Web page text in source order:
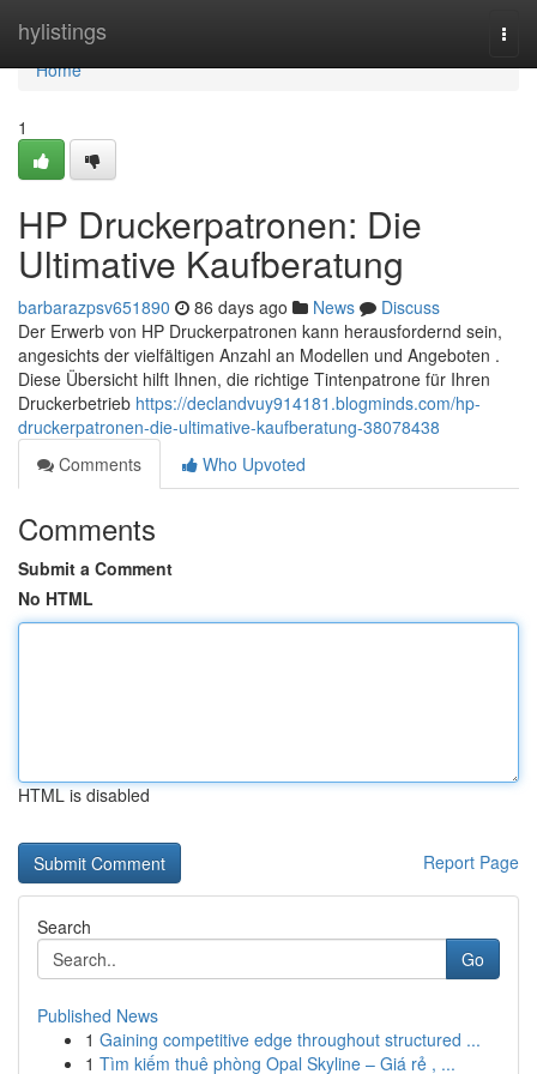
hylistings
Home
Home
1
HP Druckerpatronen: Die
Ultimative Kaufberatung
barbarazpsv651890 86 days ago News
Discuss
Der Erwerb von HP Druckerpatronen kann herausfordernd sein,
angesichts der vielfältigen Anzahl an Modellen und Angeboten .
Diese Übersicht hilft Ihnen, die richtige Tintenpatrone für Ihren
Druckerbetrieb https://declandvuy914181.blogminds.com/hp-
druckerpatronen-die-ultimative-kaufberatung-38078438
Comments
Who Upvoted
Comments
Submit a Comment
No HTML
HTML is disabled
Report Page
Search
Go
Published News
1 Gaining competitive edge throughout structured ...
1 Tìm kiếm thuê phòng Opal Skyline – Giá rẻ , ...